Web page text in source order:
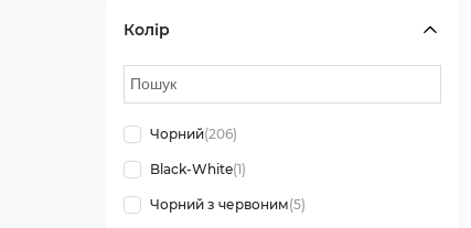
Колір
Чорний(206)
Black-White(1)
Чорний з червоним(5)